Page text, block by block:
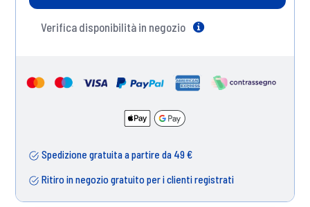
Verifica disponibilità in negozio
Spedizione gratuita a partire da 49 €
Ritiro in negozio gratuito per i clienti registrati